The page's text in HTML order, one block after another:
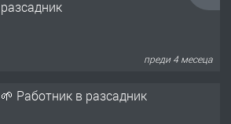
разсадник
преди 4 месеца
🌱 Работник в разсадник